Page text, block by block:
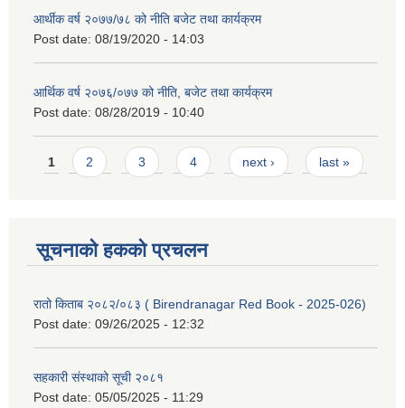
आर्थीक वर्ष २०७७/७८ को नीति बजेट तथा कार्यक्रम
Post date: 08/19/2020 - 14:03
आर्थिक वर्ष २०७६/०७७ को नीति, बजेट तथा कार्यक्रम
Post date: 08/28/2019 - 10:40
Pages
1 2 3 4 next › last »
सूचनाको हकको प्रचलन
रातो किताब २०८२/०८३ ( Birendranagar Red Book - 2025-026)
Post date: 09/26/2025 - 12:32
सहकारी संस्थाको सूची २०८१
Post date: 05/05/2025 - 11:29